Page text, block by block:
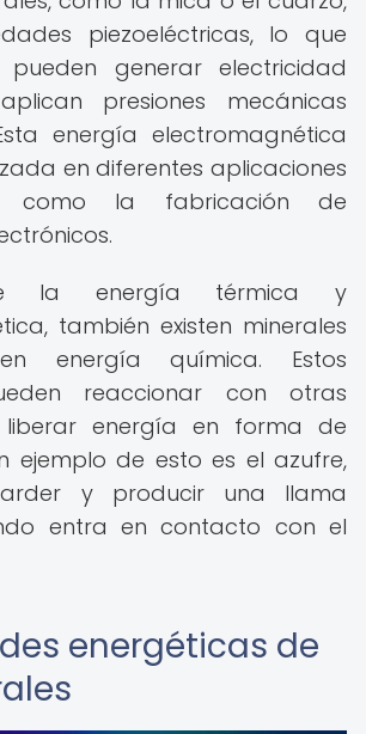
piezoeléctricas, lo que
generar electricidad
presiones mecánicas
energía electromagnética
en diferentes aplicaciones
como la fabricación de
la energía térmica y
también existen minerales
energía química. Estos
reaccionar con otras
liberar energía en forma de
ejemplo de esto es el azufre,
y producir una llama
entra en contacto con el
energéticas de